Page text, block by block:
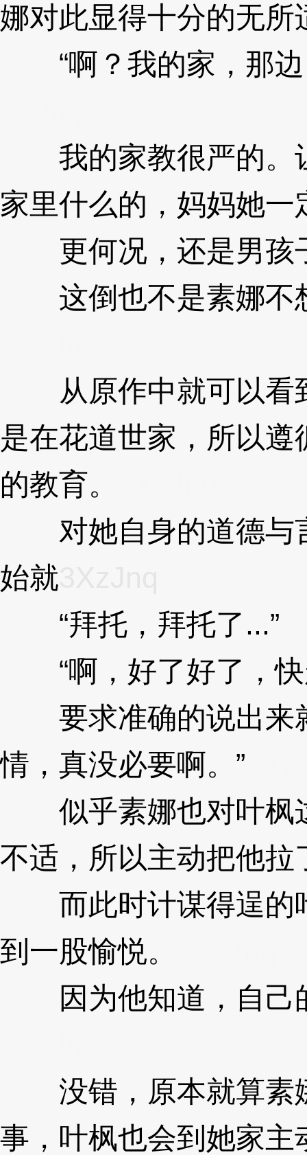
娜对此显得十分的无所
“啊？我的家，那边
我的家教很严的。
家里什么的，妈妈她一
更何况，还是男孩
这倒也不是素娜不
从原作中就可以看
是在花道世家，所以
的教育。
对她自身的道德与
始就
“拜托，拜托了...”
“啊，好了好了，快
要求准确的说出来
情，真没必要啊。”
似乎素娜也对叶枫
不适，所以主动把他拉
而此时计谋得逞的
到一股愉悦。
因为他知道，自己
没错，原本就算素
事，叶枫也会到她家主